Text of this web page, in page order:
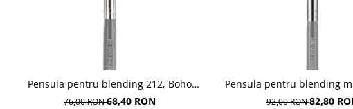
Pensula pentru blending 212, Boho
Beauty Over Shader
76,00 RON68,40 RON
Pensula pentru blending
234V, Boho Beauty Over
92,00 RON82,80